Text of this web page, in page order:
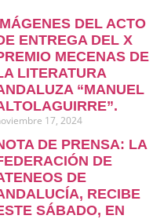
DEL ACTO
ENTREGA DEL X
MECENAS DE
LITERATURA
“MANUEL
17, 2024
DE PRENSA: LA
DE
DE
RECIBE
SÁBADO, EN